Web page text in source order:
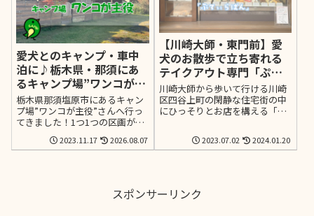
愛犬とのキャンプ・車中
泊に♪栃木県・那須にあ
るキャンプ場”ワンコが主
役”の宿泊レポ【那須ガー
デンアウトレットへ徒歩
10分】
栃木県那須塩原市にあるキャン
プ場”ワンコが主役”さんへ行っ
てきました！1つ1つの区画が高
い塀で囲われているため他の宿
泊者さんの目を気にすることも
♪那須で観光とキャンプを愛犬
と一緒に楽しむのにぴったりな
2023.11.17 2026.08.07
【川崎大師・東門前】愛
犬のお散歩で立ち寄れる
テイクアウト専門「ぷて
ぃらぱん」は幸せになれ
るおいしいケーキのお店
川崎大師から歩いて行ける川崎
区四谷上町の閑静な住宅街の中
にひっそりとお店を構える「ぷ
す！レジとショーケースが屋外
に面しているため愛犬との散歩
2023.07.02 2024.01.20
スポンサーリンク